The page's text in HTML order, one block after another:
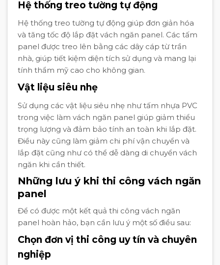
Hệ thống treo tường tự động
Hệ thống treo tường tự động giúp đơn giản hóa
và tăng tốc độ lắp đặt vách ngăn panel. Các tấm
panel được treo lên bằng các dây cáp từ trần
nhà, giúp tiết kiệm diện tích sử dụng và mang lại
tính thẩm mỹ cao cho không gian.
Vật liệu siêu nhẹ
Sử dụng các vật liệu siêu nhẹ như tấm nhựa PVC
trong việc làm vách ngăn panel giúp giảm thiểu
trọng lượng và đảm bảo tính an toàn khi lắp đặt.
Điều này cũng làm giảm chi phí vận chuyển và
lắp đặt cũng như có thể dễ dàng di chuyển vách
ngăn khi cần thiết.
Những lưu ý khi thi công vách ngăn
panel
Để có được một kết quả thi công vách ngăn
panel hoàn hảo, bạn cần lưu ý một số điều sau:
Chọn đơn vị thi công uy tín và chuyên
nghiệp